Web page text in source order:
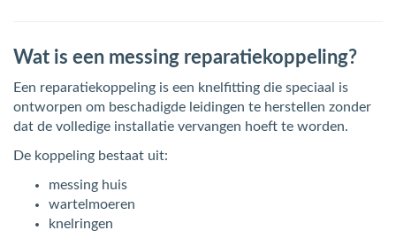
Wat is een messing reparatiekoppeling?
Een reparatiekoppeling is een knelfitting die speciaal is
ontworpen om beschadigde leidingen te herstellen zonder
dat de volledige installatie vervangen hoeft te worden.
De koppeling bestaat uit:
messing huis
wartelmoeren
knelringen